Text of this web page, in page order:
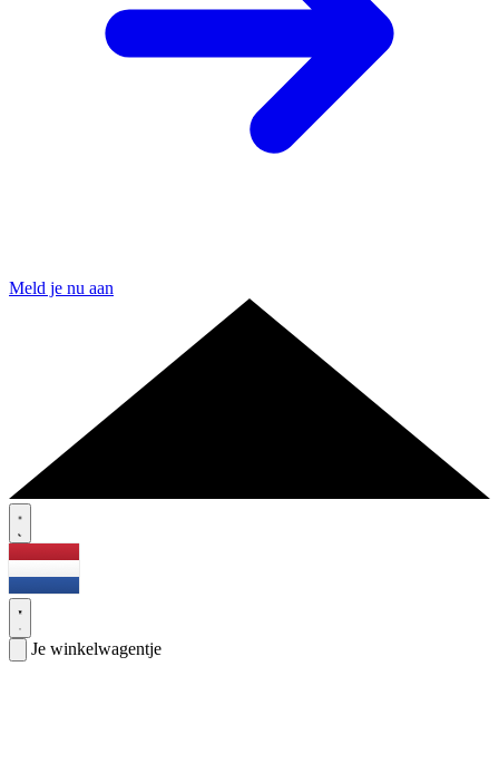
Meld je nu aan
Je winkelwagentje